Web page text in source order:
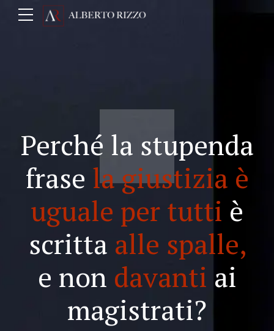
Perché la stupenda
frase la giustizia è
uguale per tutti è
scritta alle spalle,
e non davanti ai
magistrati?